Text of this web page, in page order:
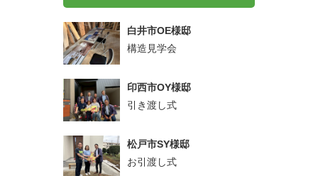
白井市OE様邸
構造見学会
印西市OY様邸
引き渡し式
松戸市SY様邸
お引渡し式